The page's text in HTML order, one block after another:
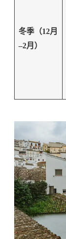
冬季（12月
–2月）